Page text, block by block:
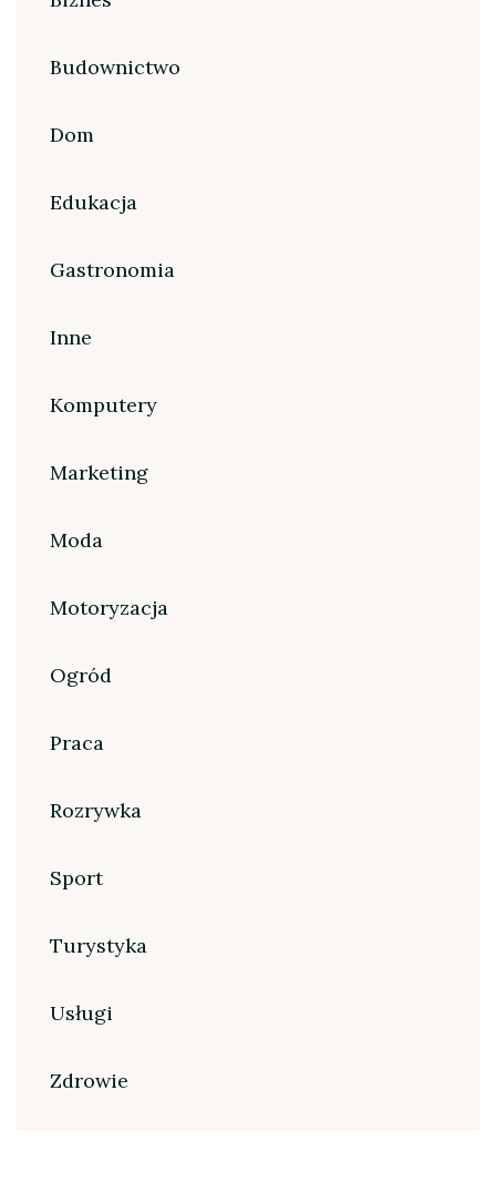
Budownictwo
Dom
Edukacja
Gastronomia
Inne
Komputery
Marketing
Moda
Motoryzacja
Ogród
Praca
Rozrywka
Sport
Turystyka
Usługi
Zdrowie